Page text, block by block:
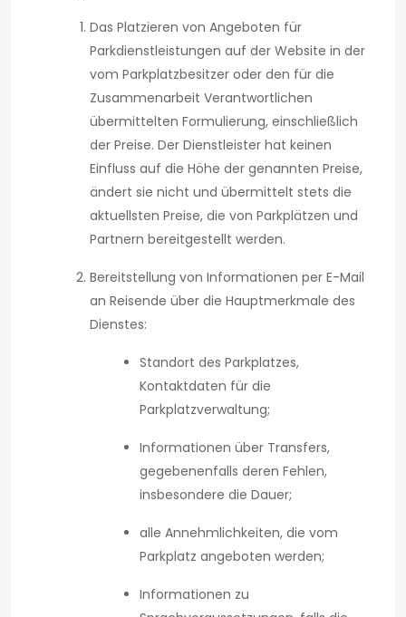
Das Platzieren von Angeboten für
Parkdienstleistungen auf der Website in der
vom Parkplatzbesitzer oder den für die
Zusammenarbeit Verantwortlichen
übermittelten Formulierung, einschließlich
der Preise. Der Dienstleister hat keinen
Einfluss auf die Höhe der genannten Preise,
ändert sie nicht und übermittelt stets die
aktuellsten Preise, die von Parkplätzen und
Partnern bereitgestellt werden.
Bereitstellung von Informationen per E-Mail
an Reisende über die Hauptmerkmale des
Dienstes:
Standort des Parkplatzes,
Kontaktdaten für die
Parkplatzverwaltung;
Informationen über Transfers,
gegebenenfalls deren Fehlen,
insbesondere die Dauer;
alle Annehmlichkeiten, die vom
Parkplatz angeboten werden;
Informationen zu